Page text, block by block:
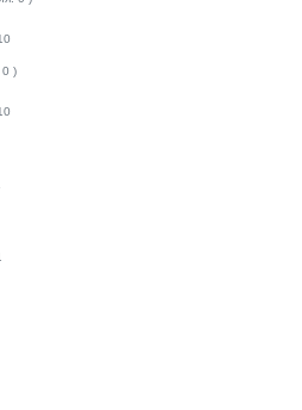
)